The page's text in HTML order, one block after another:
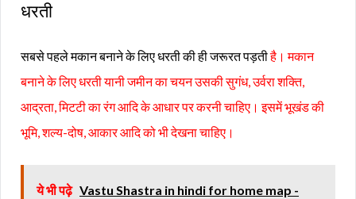
धरती
सबसे पहले मकान बनाने के लिए धरती की ही जरूरत पड़तीहै। मकान
बनाने के लिए धरती यानी जमीन का चयन उसकी सुगंध, उर्वरा शक्ति,
आद्रता, मिटटी का रंग आदि के आधार पर करनी चाहिए। इसमें भूखंड की
भूमि, शल्य-दोष, आकार आदि को भी देखना चाहिए।
ये भी पढ़े Vastu Shastra in hindi for home map -